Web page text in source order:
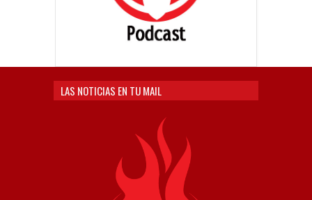
LAS NOTICIAS EN TU MAIL